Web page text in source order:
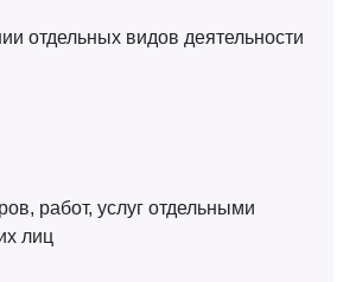
отдельных видов деятельности
работ, услуг отдельными
лиц